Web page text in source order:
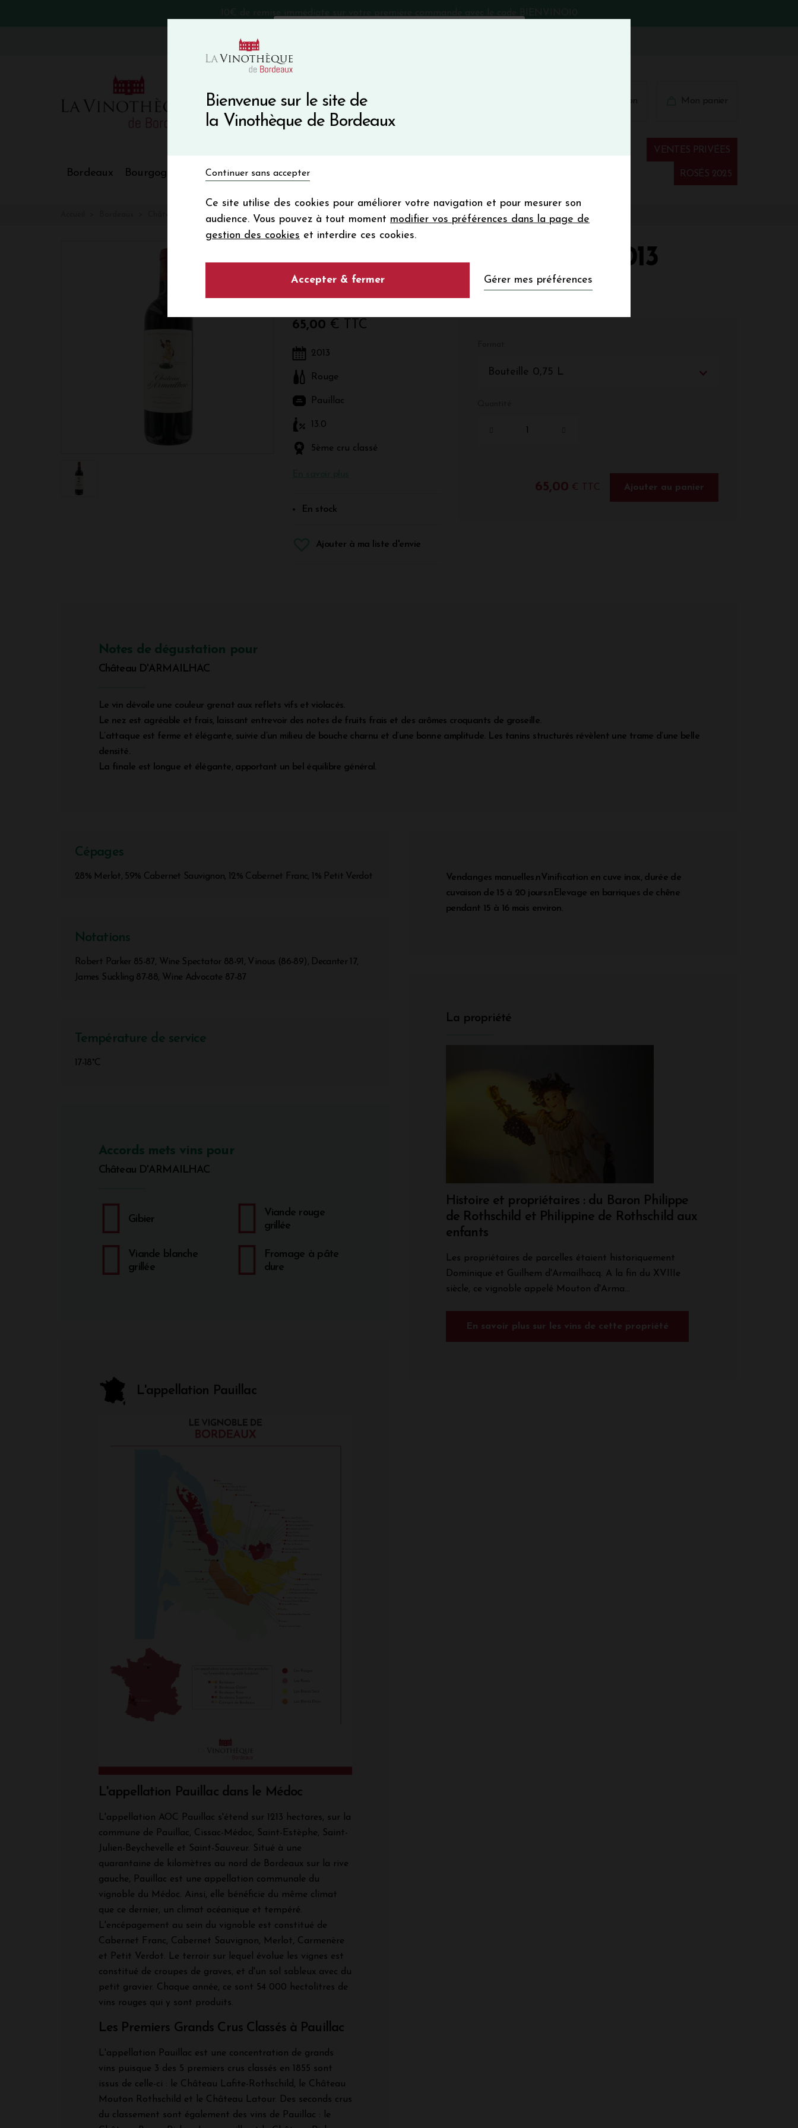
Bienvenue sur le site de
la Vinothèque de Bordeaux
Continuer sans accepter
Ce site utilise des cookies pour améliorer votre navigation et pour mesurer son
audience. Vous pouvez à tout moment modifier vos préférences dans la page de
gestion des cookies et interdire ces cookies.
Accepter & fermer Gérer mes préférences
VinoBlog
Bordeaux Bourgogne Nos Régions Vins du monde ROSÉS 2025
VENTES PRIVÉES
Château D'ARMAILHAC
Château D'ARMAILHAC 2013
Rouge - Bordeaux - Pauillac
65,00 € TTC
2013
Rouge
Pauillac
13.0
5ème cru classé
En stock
Ajouter à ma liste d'envie
Bouteille 0,75 L
65,00 € TTC Ajouter au panier
Notes de dégustation pour
Château D'ARMAILHAC
Le vin dévoile une couleur grenat aux reflets vifs et violacés.
Le nez est agréable et frais, laissant entrevoir des notes de fruits frais et des arômes croquants de groseille.
L’attaque est ferme et élégante, suivie d’un milieu de bouche charnu et d’une bonne amplitude. Les tanins structurés révèlent une trame d’une belle
densité.
La finale est longue et élégante, apportant un bel équilibre général.
Cépages
28% Merlot, 59% Cabernet Sauvignon, 12% Cabernet Franc, 1% Petit Verdot
Notations
Robert Parker 85-87, Wine Spectator 88-91, Vinous (86-89), Decanter 17,
James Suckling 87-88, Wine Advocate 87-87
Température de service
17-18°C
Accords mets vins pour
Château D'ARMAILHAC
Gibier
Viande rouge
grillée
Viande blanche
grillée
Fromage à pâte
dure
L'appellation Pauillac
L'appellation Pauillac dans le Médoc
L'appellation AOC Pauillac s'étend sur 1213 hectares, sur la
commune de Pauillac, Cissac-Médoc, Saint-Estèphe, Saint-
Julien-Beychevelle et Saint-Sauveur. Situé à une
quarantaine de kilomètres au nord de Bordeaux sur la rive
gauche, Pauillac est une appellation communale du
vignoble du Médoc. Ainsi, elle bénéficie du même climat
que ce dernier, un climat océanique et tempéré.
L'encépagement au sein du vignoble est constitué de
Cabernet Franc, Cabernet Sauvignon, Merlot, Carmenère
et Petit Verdot. Le terroir sur lequel évolue les vignes est
constitué de croupes de graves, et d'un sol sableux avec du
petit gravier. Chaque année, ce sont 54 000 hectolitres de
vins rouges qui y sont produits.
Les Premiers Grands Crus Classés à Pauillac
L'appellation Pauillac est une concentration de grands
vins puisque 3 des 5 premiers crus classés en 1855 sont
issus de celle-ci : le Château Lafite-Rothschild, le Château
Mouton Rothschild et le Château Latour. Des seconds crus
du classement sont également des vins de Pauillac : le
Vendanges manuelles.nVinification en cuve inox, durée de
cuvaison de 15 à 20 jours.nElevage en barriques de chêne
pendant 15 à 16 mois environ.
La propriété
Histoire et propriétaires : du Baron Philippe
de Rothschild et Philippine de Rothschild aux
enfants
Les propriétaires de parcelles étaient historiquement
Dominique et Guilhem d'Armailhacq. A la fin du XVIIIe
siècle, ce vignoble appelé Mouton d'Arma...
En savoir plus sur les vins de cette propriété
En m’abonnant, j’accepte de recevoir la newsletter de la
Vinothèque de Bordeaux.